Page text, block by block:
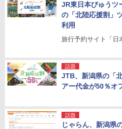
JR東日本びゅうツ
の「北陸応援割」
利用
旅行予約サイト「日
話題
JTB、新潟県の「
アー代金が50％オ
話題
じゃらん、新潟県